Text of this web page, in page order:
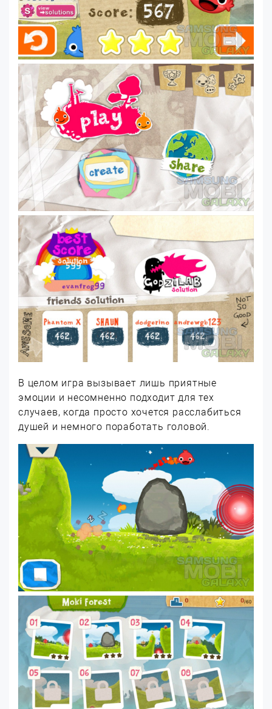
В целом игра вызывает лишь приятные
эмоции и несомненно подходит для тех
случаев, когда просто хочется расслабиться
душей и немного поработать головой.